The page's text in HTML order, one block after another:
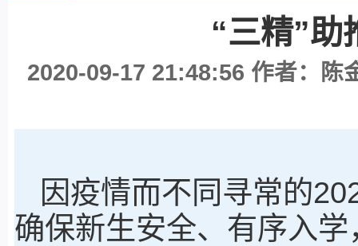
“三精”助
2020-09-17 21:48:56 作者：陈
因疫情而不同寻常的
确保新生安全、有序入